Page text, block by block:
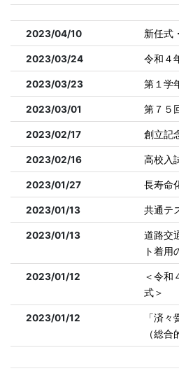
2023/04/10 新任式
2023/03/24 令和４
2023/03/23 第１学
2023/03/01 第７５
2023/02/17 創立記
2023/02/16 高校入
2023/01/27 長寿命
2023/01/13 共通テ
2023/01/13
道路交
ト着用
2023/01/12
＜令和
式＞
2023/01/12
「済々
（総合